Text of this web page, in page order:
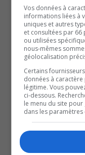
l’importance de la
particulièrement à
experts soulignent
rapidement et dans
Selon les
devraient toujours
adulte lorsqu’ils se
que ce soit sur
comparent cette
enfant se trouve
Vos données à
informations liées à
uniques et autres
et consultées par 66
ou utilisées
nous-mêmes
géolocalisation
Certains
données à
légitime. Vous
ci-dessous.
le menu du site
dans les